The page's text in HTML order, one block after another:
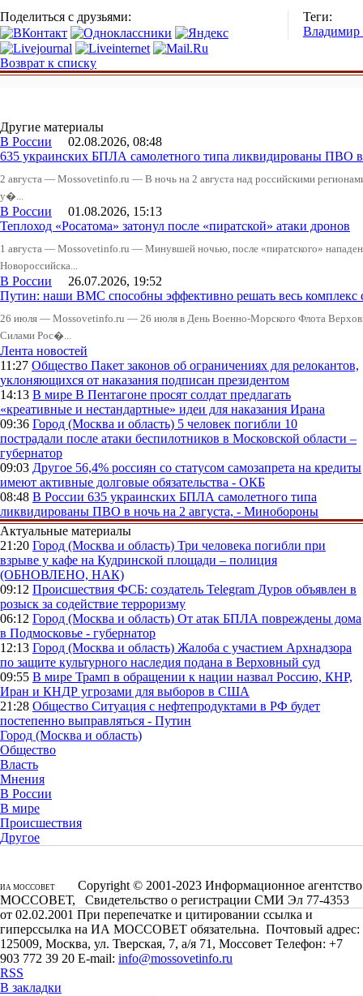
Поделиться с друзьями:
Теги:
Владимир
Возврат к списку
Другие материалы
В России 02.08.2026, 08:48
635 украинских БПЛА самолетного типа ликвидированы ПВО
2 августа — Mossovetinfo.ru — В ночь на 2 августа над российскими
у�...
В России 01.08.2026, 15:13
Теплоход «Росатома» затонул после «пиратской» атаки дронов
1 августа — Mossovetinfo.ru — Минувшей ночью, после «пиратского»
Новороссийска...
В России 26.07.2026, 19:52
Путин: наши ВМС способны эффективно решать весь комплекс
26 июля — Mossovetinfo.ru — 26 июля в День Военно-Морского Флота
Силами Рос�...
Лента новостей
11:27 Общество Пакет законов об ограничениях для релокантов,
уклоняющихся от наказания подписан президентом
14:13 В мире В Пентагоне просят солдат предлагать
«креативные и нестандартные» идеи для наказания Ирана
09:36 Город (Москва и область) 5 человек погибли 10
пострадали после атаки беспилотников в Московской области –
губернатор
09:03 Другое 56,4% россиян со статусом самозапрета на кредиты
имеют активные долговые обязательства - ОКБ
08:48 В России 635 украинских БПЛА самолетного типа
ликвидированы ПВО в ночь на 2 августа, - Минобороны
Актуальные материалы
21:20 Город (Москва и область) Три человека погибли при
взрыве у кафе на Кудринской площади – полиция
(ОБНОВЛЕНО, НАК)
09:12 Происшествия ФСБ: создатель Telegram Дуров объявлен в
розыск за содействие терроризму
06:12 Город (Москва и область) От атак БПЛА повреждены дома
в Подмосковье - губернатор
12:13 Город (Москва и область) Жалоба с участием Архнадзора
по защите культурного наследия подана в Верховный суд
09:55 В мире Трамп в обращении к нации назвал Россию, КНР,
Иран и КНДР угрозами для выборов в США
21:28 Общество Ситуация с нефтепродуктами в РФ будет
постепенно выправляться - Путин
Город (Москва и область)
Общество
Власть
Мнения
В России
В мире
Происшествия
Другое
ИА МОССОВЕТ
Copyright © 2001-2023 Информационное агентство
МОССОВЕТ, Свидетельство о регистрации СМИ Эл 77-4353
от 02.02.2001 При перепечатке и цитировании ссылка и
гиперссылка на ИА МОССОВЕТ обязательна. Почтовый адрес:
125009, Москва, ул. Тверская, 7, а/я 71, Моссовет Телефон: +7
903 772 39 20 E-mail: info@mossovetinfo.ru
RSS
В закладки